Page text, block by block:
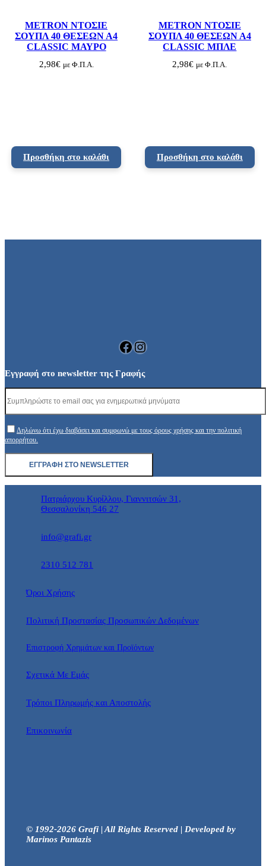
METRON ΝΤΟΣΙΕ
ΣΟΥΠΛ 40 ΘΕΣΕΩΝ Α4
CLASSIC ΜΑΥΡΟ
2,98€ με Φ.Π.Α.
Προσθήκη στο καλάθι
METRON ΝΤΟΣΙΕ
ΣΟΥΠΛ 40 ΘΕΣΕΩΝ Α4
CLASSIC ΜΠΛΕ
2,98€ με Φ.Π.Α.
Προσθήκη στο καλάθι
Facebook
Instagram
Εγγραφή στο newsletter της Γραφής
Δηλώνω ότι έχω διαβάσει και συμφωνώ με τους όρους χρήσης και την πολιτική
απορρήτου.
Πατριάρχου Κυρίλλου, Γιαννιτσών 31,
Θεσσαλονίκη 546 27
info@grafi.gr
2310 512 781
Όροι Χρήσης
Πολιτική Προστασίας Προσωπικών Δεδομένων
Επιστροφή Χρημάτων και Προϊόντων
Σχετικά Με Εμάς
Τρόποι Πληρωμής και Αποστολής
Επικοινωνία
© 1992-2026 Grafi | All Rights Reserved | Developed by
Marinos Pantazis